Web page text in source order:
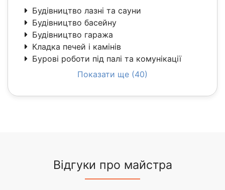
Будівництво лазні та сауни
Будівництво басейну
Будівництво гаража
Кладка печей і камінів
Бурові роботи під палі та комунікації
Показати ще (40)
Відгуки про майстра